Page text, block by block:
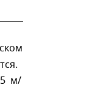
м/